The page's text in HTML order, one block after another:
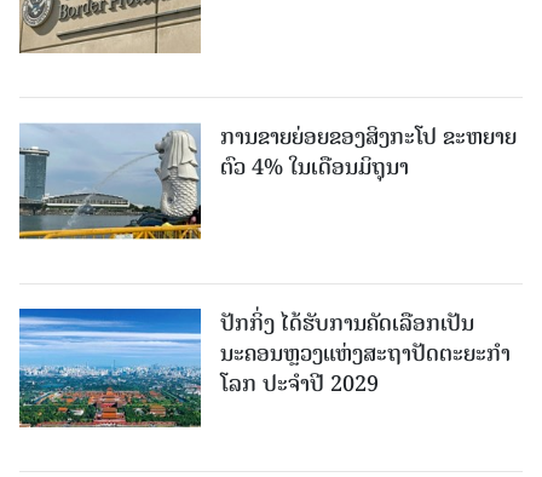
ການຂາຍຍ່ອຍຂອງສິງກະໂປ ຂະຫຍາຍ
ຕົວ 4% ໃນເດືອນມິຖຸນາ
ປັກກິ່ງ ໄດ້ຮັບການຄັດເລືອກເປັນ
ນະຄອນຫຼວງແຫ່ງສະຖາປັດຕະຍະກຳ
ໂລກ ປະຈຳປີ 2029